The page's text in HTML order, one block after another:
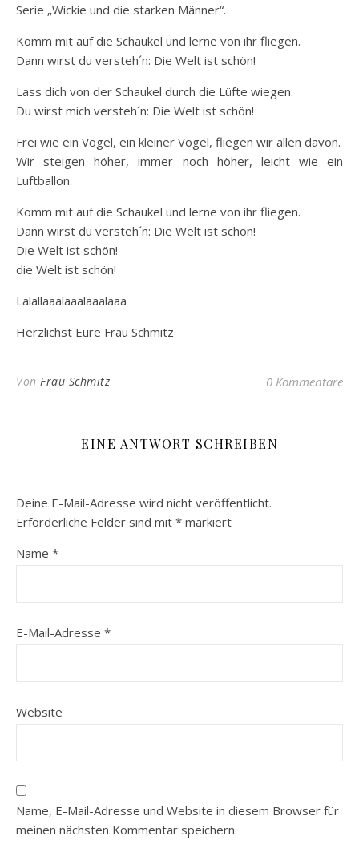
Serie „Wickie und die starken Männer“.
Komm mit auf die Schaukel und lerne von ihr fliegen.
Dann wirst du versteh´n: Die Welt ist schön!
Lass dich von der Schaukel durch die Lüfte wiegen.
Du wirst mich versteh´n: Die Welt ist schön!
Frei wie ein Vogel, ein kleiner Vogel, fliegen wir allen davon.
Wir steigen höher, immer noch höher, leicht wie ein
Luftballon.
Komm mit auf die Schaukel und lerne von ihr fliegen.
Dann wirst du versteh´n: Die Welt ist schön!
Die Welt ist schön!
die Welt ist schön!
Lalallaaalaaalaaalaaa
Herzlichst Eure Frau Schmitz
Von Frau Schmitz 0 Kommentare
EINE ANTWORT SCHREIBEN
Deine E-Mail-Adresse wird nicht veröffentlicht.
Erforderliche Felder sind mit * markiert
Name *
E-Mail-Adresse *
Website
Name, E-Mail-Adresse und Website in diesem Browser für
meinen nächsten Kommentar speichern.